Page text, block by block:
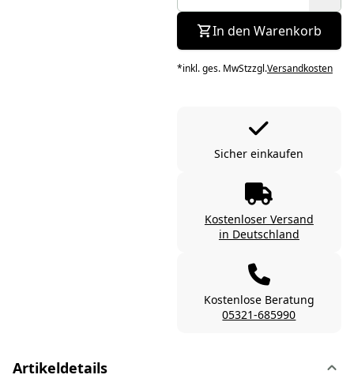
In den Warenkorb
*inkl. ges. MwStzzgl.Versandkosten
Sicher einkaufen
Kostenloser Versand
in Deutschland
Kostenlose Beratung
05321-685990
Artikeldetails